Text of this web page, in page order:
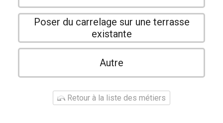
Poser du carrelage sur une terrasse
existante
Autre
Retour à la liste des métiers